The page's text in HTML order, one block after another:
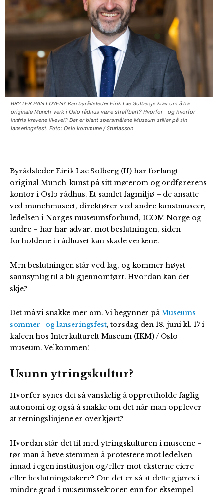
BRYTER HAN LOVEN? Kan byrådsleder Eirik Lae Solbergs krav om å ha
originale Munch-verk i Oslo rådhus være straffbart? Hvorfor - og hvorfor
innfris kravene likevel? Det er blant spørsmålene Museum stiller på sin
lanseringsfest. Foto: Oslo kommune / Sturlasson
Byrådsleder Eirik Lae Solberg (H) har forlangt
original Munch-kunst på sitt møterom og ordførerens
kontor i Oslo rådhus. Et samlet fagmiljø – de ansatte
ved munchmuseet, direktører ved andre kunstmuseer,
ledelsen i Norges museumsforbund, ICOM Norge og
andre – har har advart mot beslutningen, siden
forholdene i rådhuset kan skade verkene.
Men beslutningen står ved lag, og kommer høyst
sannsynlig til å bli gjennomført. Hvordan kan det
skje?
Det må vi snakke mer om. Vi begynner påMuseums
sommer- og lanseringsfest, torsdag den 18. juni kl. 17 i
kafeen hos Interkulturelt Museum (IKM) / Oslo
museum. Velkommen!
Usunn ytringskultur?
Hvorfor synes det så vanskelig å opprettholde faglig
autonomi og også å snakke om det når man opplever
at retningslinjene er overkjørt?
Hvordan står det til med ytringskulturen i museene –
tør man å heve stemmen å protestere mot ledelsen –
innad i egen institusjon og/eller mot eksterne eiere
eller beslutningstakere? Om det er så at dette gjøres i
mindre grad i museumssektoren enn for eksempel